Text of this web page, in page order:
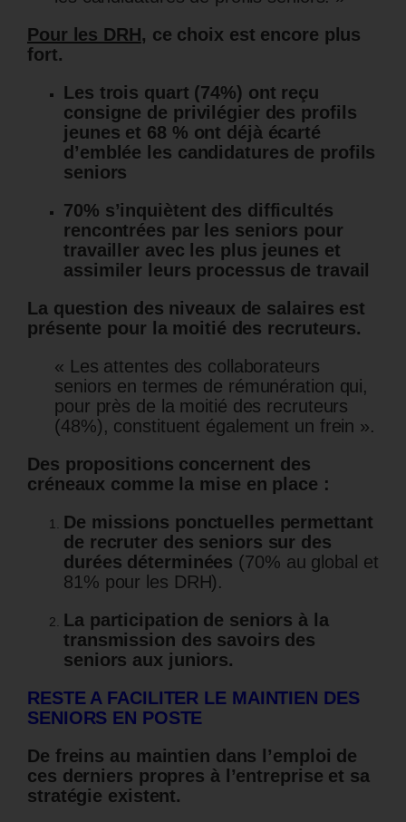
Pour les DRH, ce choix est encore plus
fort.
Les trois quart (74%) ont reçu
consigne de privilégier des profils
jeunes et 68 % ont déjà écarté
d’emblée les candidatures de profils
seniors
70% s’inquiètent des difficultés
rencontrées par les seniors pour
travailler avec les plus jeunes et
assimiler leurs processus de travail
La question des niveaux de salaires est
présente pour la moitié des recruteurs.
« Les attentes des collaborateurs
seniors en termes de rémunération qui,
pour près de la moitié des recruteurs
(48%), constituent également un frein ».
Des propositions concernent des
créneaux comme la mise en place :
De missions ponctuelles permettant
de recruter des seniors sur des
durées déterminées (70% au global et
81% pour les DRH).
La participation de seniors à la
transmission des savoirs des
seniors aux juniors.
RESTE A FACILITER LE MAINTIEN DES
SENIORS EN POSTE
De freins au maintien dans l’emploi de
ces derniers propres à l’entreprise et sa
stratégie existent.